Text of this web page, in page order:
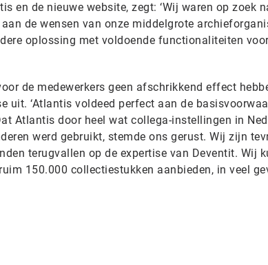
en de nieuwe website, zegt: ‘Wij waren op zoek
de wensen van onze middelgrote
oplossing met voldoende functionaliteiten
de medewerkers geen afschrikkend effect
uit. ‘Atlantis voldeed perfect aan de
Atlantis door heel wat collega-instellingen in
werd gebruikt, stemde ons gerust. Wij zijn
terugvallen op de expertise van Deventit. Wij
150.000 collectiestukken aanbieden, in veel